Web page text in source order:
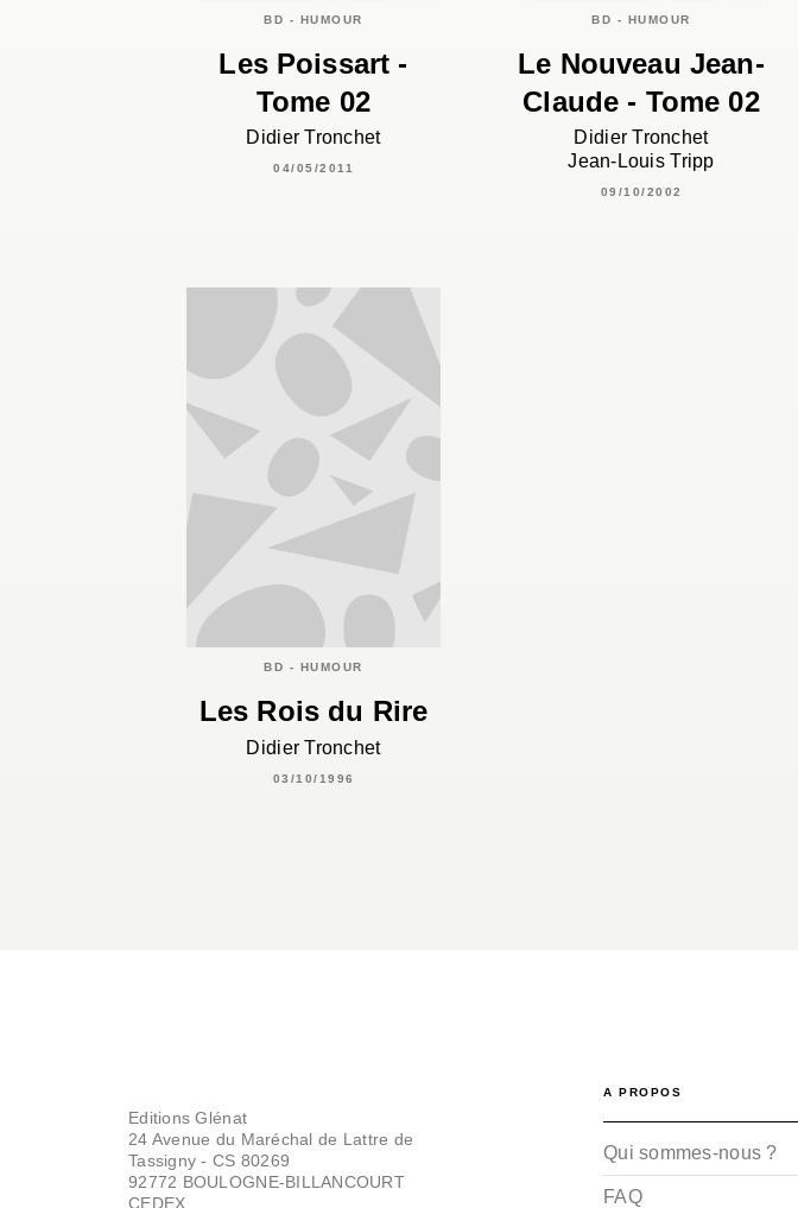
BD - HUMOUR
Les Poissart -
Tome 02
Didier Tronchet
04/05/2011
BD - HUMOUR
Le Nouveau Jean-
Claude - Tome 02
Didier Tronchet
Jean-Louis Tripp
09/10/2002
BD - HUMOUR
Les Rois du Rire
Didier Tronchet
03/10/1996
Editions Glénat
24 Avenue du Maréchal de Lattre de
Tassigny - CS 80269
92772 BOULOGNE-BILLANCOURT
CEDEX
A PROPOS
Qui sommes-nous ?
FAQ